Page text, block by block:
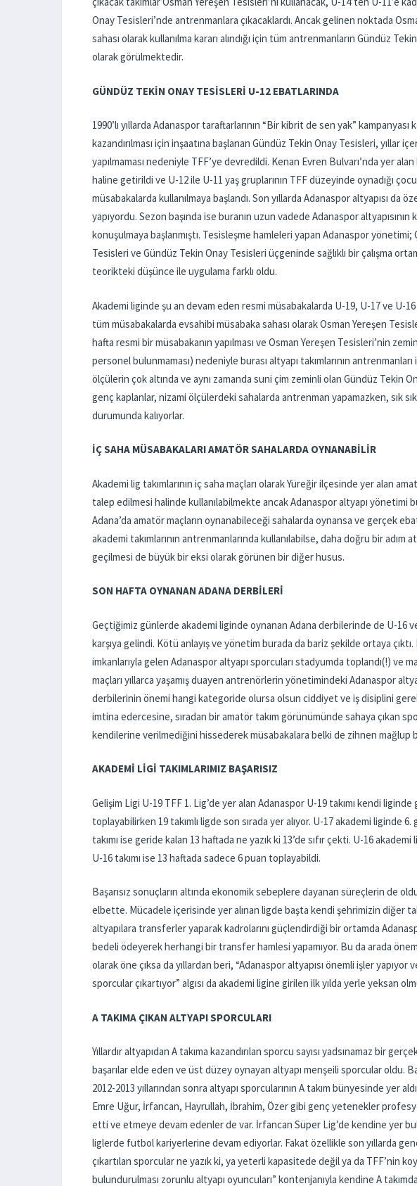
Onay Tesisleri’nde antrenmanlara çıkacaklardı. Ancak gelinen noktada
sahası olarak kullanılma kararı alındığı için tüm antrenmanların Gündüz
olarak görülmektedir.
GÜNDÜZ TEKİN ONAY TESİSLERİ U-12 EBATLARINDA
1990’lı yıllarda Adanaspor taraftarlarının “Bir kibrit de sen yak” kampanyası
kazandırılması için inşaatına başlanan Gündüz Tekin Onay Tesisleri, yıllar
yapılmaması nedeniyle TFF’ye devredildi. Kenan Evren Bulvarı’nda yer
haline getirildi ve U-12 ile U-11 yaş gruplarının TFF düzeyinde oynadığı
müsabakalarda kullanılmaya başlandı. Son yıllarda Adanaspor altyapısı da
yapıyordu. Sezon başında ise buranın uzun vadede Adanaspor altyapısının
konuşulmaya başlanmıştı. Tesisleşme hamleleri yapan Adanaspor yönetimi;
Tesisleri ve Gündüz Tekin Onay Tesisleri üçgeninde sağlıklı bir çalışma
teorikteki düşünce ile uygulama farklı oldu.
Akademi liginde şu an devam eden resmi müsabakalarda U-19, U-17 ve U-
tüm müsabakalarda evsahibi müsabaka sahası olarak Osman Yereşen
hafta resmi bir müsabakanın yapılması ve Osman Yereşen Tesisleri’nin
personel bulunmaması) nedeniyle burası altyapı takımlarının antrenmanları
ölçülerin çok altında ve aynı zamanda suni çim zeminli olan Gündüz Tekin
genç kaplanlar, nizami ölçülerdeki sahalarda antrenman yapamazken, sık sık
durumunda kalıyorlar.
İÇ SAHA MÜSABAKALARI AMATÖR SAHALARDA OYNANABİLİR
Akademi lig takımlarının iç saha maçları olarak Yüreğir ilçesinde yer alan
talep edilmesi halinde kullanılabilmekte ancak Adanaspor altyapı yönetimi
Adana’da amatör maçların oynanabileceği sahalarda oynansa ve gerçek
akademi takımlarının antrenmanlarında kullanılabilse, daha doğru bir adım
geçilmesi de büyük bir eksi olarak görünen bir diğer husus.
SON HAFTA OYNANAN ADANA DERBİLERİ
Geçtiğimiz günlerde akademi liginde oynanan Adana derbilerinde de U-16
karşıya gelindi. Kötü anlayış ve yönetim burada da bariz şekilde ortaya
imkanlarıyla gelen Adanaspor altyapı sporcuları stadyumda toplandı(!) ve
maçları yıllarca yaşamış duayen antrenörlerin yönetimindeki Adanaspor
derbilerinin önemi hangi kategoride olursa olsun ciddiyet ve iş disiplini
imtina edercesine, sıradan bir amatör takım görünümünde sahaya çıkan
kendilerine verilmediğini hissederek müsabakalara belki de zihnen mağlup
AKADEMİ LİGİ TAKIMLARIMIZ BAŞARISIZ
Gelişim Ligi U-19 TFF 1. Lig’de yer alan Adanaspor U-19 takımı kendi liginde
toplayabilirken 19 takımlı ligde son sırada yer alıyor. U-17 akademi liginde
takımı ise geride kalan 13 haftada ne yazık ki 13’de sıfır çekti. U-16
U-16 takımı ise 13 haftada sadece 6 puan toplayabildi.
Başarısız sonuçların altında ekonomik sebeplere dayanan süreçlerin de
elbette. Mücadele içerisinde yer alınan ligde başta kendi şehrimizin diğer
altyapılara transferler yaparak kadrolarını güçlendirdiği bir ortamda
bedeli ödeyerek herhangi bir transfer hamlesi yapamıyor. Bu da arada
olarak öne çıksa da yıllardan beri, “Adanaspor altyapısı önemli işler yapıyor
sporcular çıkartıyor” algısı da akademi ligine girilen ilk yılda yerle yeksan
A TAKIMA ÇIKAN ALTYAPI SPORCULARI
Yıllardır altyapıdan A takıma kazandırılan sporcu sayısı yadsınamaz bir
başarılar elde eden ve üst düzey oynayan altyapı menşeili sporcular oldu.
2012-2013 yıllarından sonra altyapı sporcularının A takım bünyesinde yer
Emre Uğur, İrfancan, Hayrullah, İbrahim, Özer gibi genç yetenekler
etti ve etmeye devam edenler de var. İrfancan Süper Lig’de kendine yer
liglerde futbol kariyerlerine devam ediyorlar. Fakat özellikle son yıllarda
çıkartılan sporcular ne yazık ki, ya yeterli kapasitede değil ya da TFF’nin
bulundurulması zorunlu altyapı oyuncuları” kontenjanıyla kendine A